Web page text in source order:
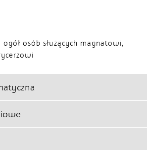
osób służących magnatowi,